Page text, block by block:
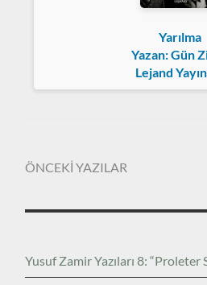
Yarılma
Yazan: Gün
Lejand
ÖNCEKİ YAZILAR
Yusuf Zamir Yazıları 8: “Proleter